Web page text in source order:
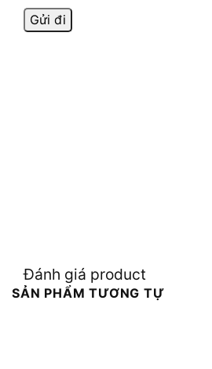
Đánh giá product
SẢN PHẨM TƯƠNG TỰ